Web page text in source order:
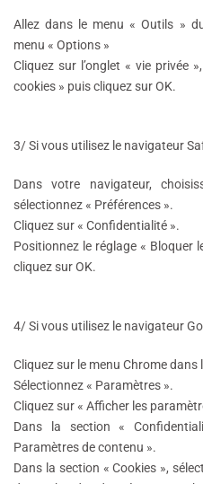
Allez dans le menu « Outils »
menu « Options »
Cliquez sur l’onglet « vie privée
cookies » puis cliquez sur OK.
3/Si vous utilisez le navigateur
Dans votre navigateur,
sélectionnez « Préférences ».
Cliquez sur « Confidentialité ».
Positionnez le réglage « Bloquer
cliquez sur OK.
4/Si vous utilisez le navigateur
Cliquez sur le menu Chrome dans
Sélectionnez « Paramètres ».
Cliquez sur « Afficher les
Dans la section «
Paramètres de contenu ».
Dans la section « Cookies »,